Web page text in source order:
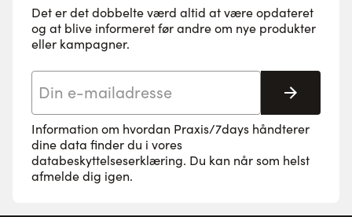
Det er det dobbelte værd altid at være opdateret
og at blive informeret før andre om nye produkter
eller kampagner.
Tilmeld
Information om hvordan Praxis/7days håndterer
dine data finder du i vores
databeskyttelseserklæring. Du kan når som helst
afmelde dig igen.